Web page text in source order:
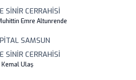
SINIR CERRAHISI
Emre Altunrende
SAMSUN
SINIR CERRAHISI
Kemal Ulaş